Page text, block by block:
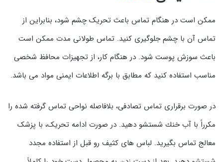
ممکن است در هنگام تماس باعث تحریک چشم شود، بنابراین از
تماس آن با چشم جلوگیری کنید. تماس طولانی مدت ممکن است
باعث سوزش پوست شود. در هنگام کار، از تجهیزات محافظ شخصی
مناسب استفاده کنید که مطابق با برگه اطلاعات ایمنی مواد می باشد.
در صورت برقراری تماس تصادفی، بلافاصله نواحی تماس گرفته شده را
مكرراً با آب خنك شستشو دهید. در صورت ادامه تحریک، با پزشک
معالج تماس بگیرید. لباس های کثیف رو قبل از استفاده مجدد